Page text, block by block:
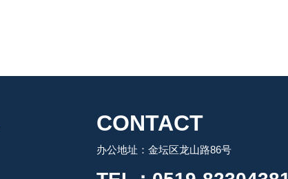
CONTACT
办公地址：金坛区龙山路86号